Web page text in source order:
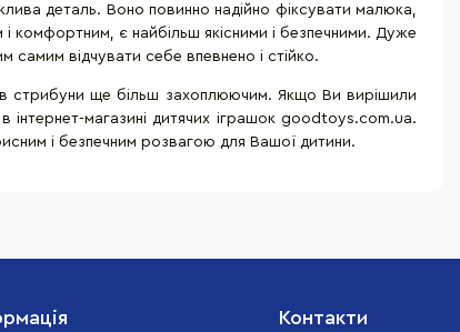
деталь. Воно повинно надійно фіксувати малюка,
комфортним, є найбільш якісними і безпечними. Дуже
відчувати себе впевнено і стійко.
стрибуни ще більш захоплюючим. Якщо Ви вирішили
інтернет-магазині дитячих іграшок goodtoys.com.ua.
і безпечним розвагою для Вашої дитини.
Контакти